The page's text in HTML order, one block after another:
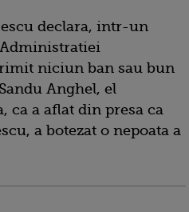
declara, intr-un
niciun ban sau bun
Anghel, el
ca a aflat din presa ca
a botezat o nepoata a